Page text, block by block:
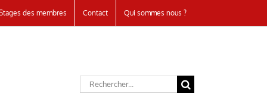
des membres Contact Qui sommes nous ?
Rechercher: